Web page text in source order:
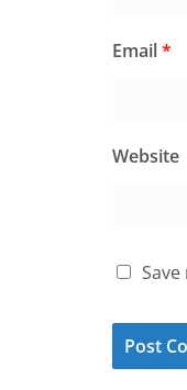
Email*
Website